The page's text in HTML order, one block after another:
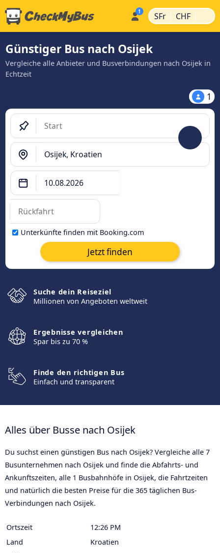
SFr | CHF |
Günstiger Bus nach Osijek
Vergleiche alle Anbieter und Busverbindungen nach Osijek in
Echtzeit
1
Unterkünfte finden mit Booking.com
Jetzt finden
Suche dein Reiseziel
Millionen von Angeboten weltweit
Ergebnisse vergleichen
Spar bis zu 70 %
Finde den richtigen Bus
Einfach und transparent
Alles über Busse nach Osijek
Du suchst einen günstigen Bus nach Osijek? Vergleiche alle 7
Busunternehmen nach Osijek und finde die Abfahrts- und
Ankunftszeiten, alle 1 Busbahnhöfe in Osijek, die Fahrtzeiten
und natürlich die besten Preise für die 365 täglichen Bus-
Verbindungen nach Osijek.
Ortszeit
12:26 PM
Land
Kroatien